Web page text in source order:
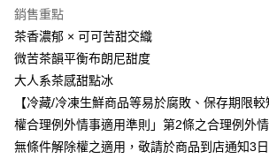
免運費
銷售重點
茶香濃郁 × 可可苦甜交織
微苦茶韻平衡布朗尼甜度
大人系茶感甜點冰
【冷藏/冷凍生鮮商品等易於腐敗、保存期限
權合理例外情事適用準則」第2條之合理例外
無條件解除權之適用，敬請於商品到店通知3